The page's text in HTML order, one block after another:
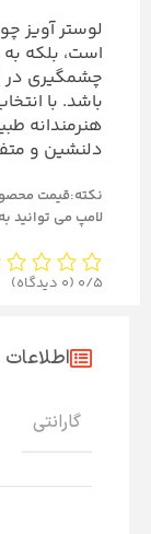
لوستر آویز
است، بلکه به
چشمگیری در
باشد. با
هنرمندانه
دلنشین و
نکته:قیمت
لامپ می توانید
0/5 (0 دیدگاه)
گارانتی